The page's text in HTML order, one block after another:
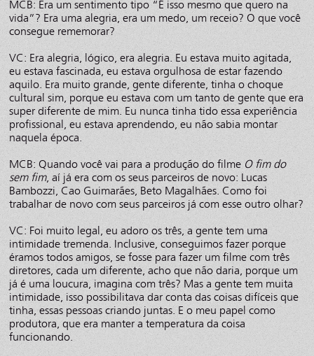
MCB: Era um sentimento tipo “É isso mesmo que quero na
vida”? Era uma alegria, era um medo, um receio? O que você
consegue rememorar?
VC: Era alegria, lógico, era alegria. Eu estava muito agitada,
eu estava fascinada, eu estava orgulhosa de estar fazendo
aquilo. Era muito grande, gente diferente, tinha o choque
cultural sim, porque eu estava com um tanto de gente que era
super diferente de mim. Eu nunca tinha tido essa experiência
profissional, eu estava aprendendo, eu não sabia montar
naquela época.
MCB: Quando você vai para a produção do filme O fim do
sem fim, aí já era com os seus parceiros de novo: Lucas
Bambozzi, Cao Guimarães, Beto Magalhães. Como foi
trabalhar de novo com seus parceiros já com esse outro olhar?
VC: Foi muito legal, eu adoro os três, a gente tem uma
intimidade tremenda. Inclusive, conseguimos fazer porque
éramos todos amigos, se fosse para fazer um filme com três
diretores, cada um diferente, acho que não daria, porque um
já é uma loucura, imagina com três? Mas a gente tem muita
intimidade, isso possibilitava dar conta das coisas difíceis que
tinha, essas pessoas criando juntas. E o meu papel como
produtora, que era manter a temperatura da coisa
funcionando.